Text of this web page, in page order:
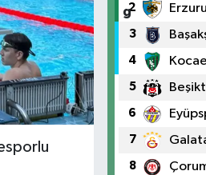
2
3
4
5
6
7
8